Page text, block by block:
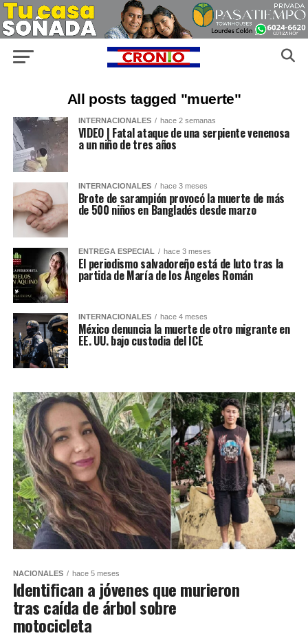
All posts tagged "muerte"
INTERNACIONALES hace 2 semanas
VIDEO | Fatal ataque de una serpiente venenosa
a un niño de tres años
INTERNACIONALES hace 3 meses
Brote de sarampión provocó la muerte de más
de 500 niños en Bangladés desde marzo
ENTREGA ESPECIAL hace 3 meses
El periodismo salvadoreño está de luto tras la
partida de María de los Ángeles Román
INTERNACIONALES hace 4 meses
México denuncia la muerte de otro migrante en
EE. UU. bajo custodia del ICE
NACIONALES hace 5 meses
Identifican a jóvenes que murieron
tras caída de árbol sobre
motocicleta